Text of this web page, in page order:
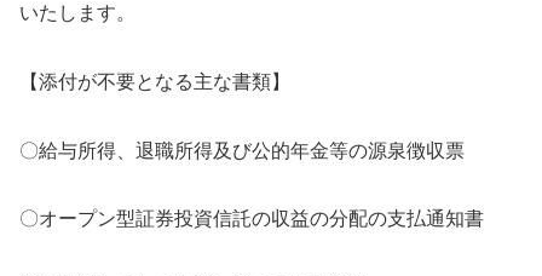
いたします。
【添付が不要となる主な書類】
〇給与所得、退職所得及び公的年金等の源泉徴収票
〇オープン型証券投資信託の収益の分配の支払通知書